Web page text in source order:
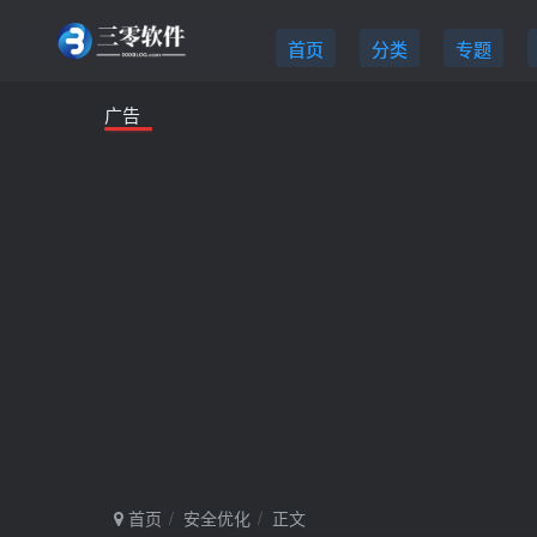
首页 分类 专题
广告
首页 安全优化 正文